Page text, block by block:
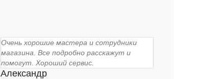
Очень хорошие мастера и сотрудники
магазина. Все подробно расскажут и
помогут. Хороший сервис.
Александр